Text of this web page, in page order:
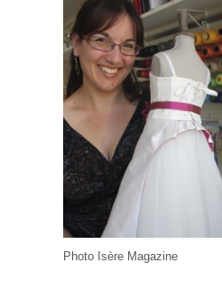
Photo Isère Magazine